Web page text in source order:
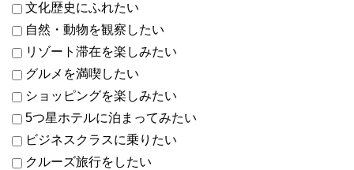
文化歴史にふれたい
自然・動物を観察したい
リゾート滞在を楽しみたい
グルメを満喫したい
ショッピングを楽しみたい
5つ星ホテルに泊まってみたい
ビジネスクラスに乗りたい
クルーズ旅行をしたい